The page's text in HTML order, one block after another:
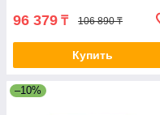
96 379 ₸ 106 890 ₸
Купить
–10%